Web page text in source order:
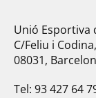
Unió Esportiva
C/Feliu i
08031,
Tel: 93 427 64